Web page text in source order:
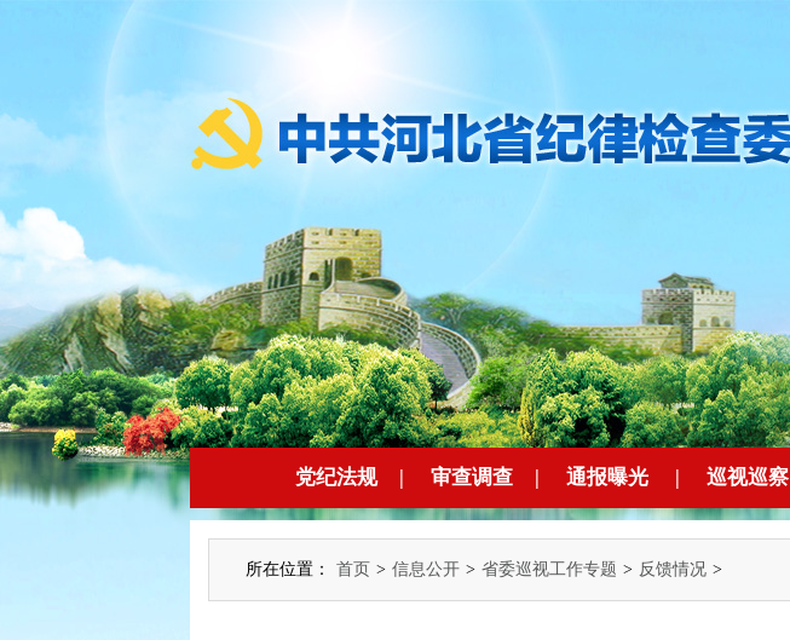
党纪法规 | 审查调查 | 通报曝光 | 巡视巡察
所在位置： 首页 > 信息公开 > 省委巡视工作专题 > 反馈情况 >